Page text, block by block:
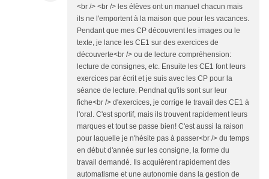
<br /> <br /> les élèves ont un manuel chacun mais
ils ne l'emportent à la maison que pour les vacances.
Pendant que mes CP découvrent les images ou le
texte, je lance les CE1 sur des exercices de
découverte<br /> ou de lecture compréhension:
lecture de consignes, etc. Ensuite les CE1 font leurs
exercices par écrit et je suis avec les CP pour la
séance de lecture. Pendnat qu'ils sont sur leur
fiche<br /> d'exercices, je corrige le travail des CE1 à
l'oral. C'est sportif, mais ils trouvent rapidement leurs
marques et tout se passe bien! C'est aussi la raison
pour laquelle je n'hésite pas à passer<br /> du temps
en début d'année sur les consigne, la forme du
travail demandé. Ils acquièrent rapidement des
automatisme et une autonomie dans la gestion de